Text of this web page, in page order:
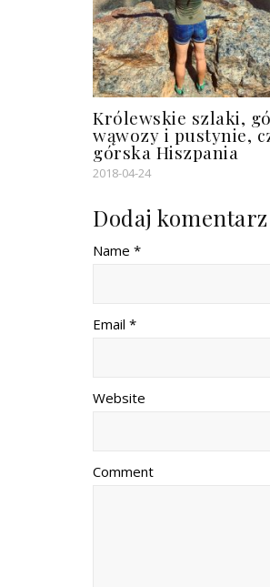
Królewskie szlaki,
wąwozy i pustynie,
górska Hiszpania
2018-04-24
Dodaj komentarz
Name *
Email *
Website
Comment